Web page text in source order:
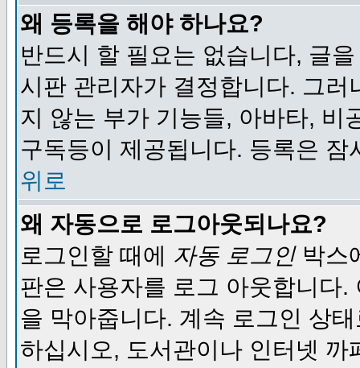
왜 등록을 해야 하나요?
반드시 할 필요는 없습니다, 글
시판 관리자가 결정합니다. 그
지 않는 부가 기능들, 아바타, 비
구독등이 제공됩니다. 등록은
위로
왜 자동으로 로그아웃되나요?
로그인할 때에 자동 로그인박스
판은 사용자를 로그 아웃합니다
을 막아줍니다. 계속 로그인 상
하십시오, 도서관이나 인터넷